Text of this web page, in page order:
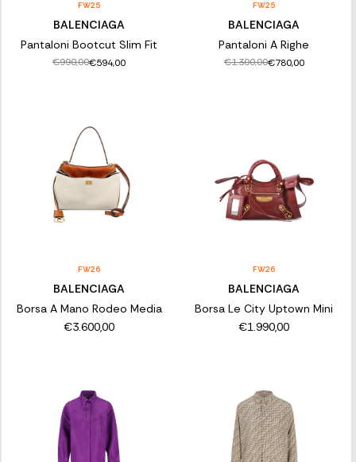
FW25
BALENCIAGA
Pantaloni Bootcut Slim Fit
€990,00€594,00
FW25
BALENCIAGA
Pantaloni A Righe
€1.300,00€780,00
FW26
BALENCIAGA
Borsa A Mano Rodeo Media
€3.600,00
FW26
BALENCIAGA
Borsa Le City Uptown Mini
€1.990,00